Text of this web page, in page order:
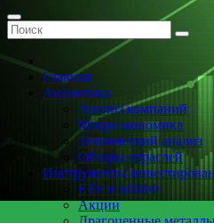
Главная
Аналитика
Анализ компаний
Макроэкономика
Технический анализ
Обзоры отраслей
Инструменты
ETF и БПИФ
Акции